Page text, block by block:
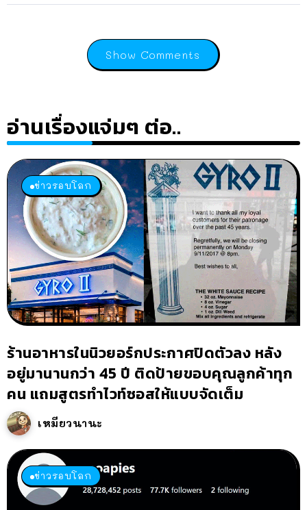
Show Comments
อ่านเรื่องแจ่มๆ ต่อ..
ข่าวรอบโลก
ร้านอาหารในนิวยอร์กประกาศปิดตัวลง หลัง
อยู่มานานกว่า 45 ปี ติดป้ายขอบคุณลูกค้าทุก
คน แถมสูตรทำไวท์ซอสให้แบบจัดเต็ม
เหมียวนานะ
ข่าวรอบโลก